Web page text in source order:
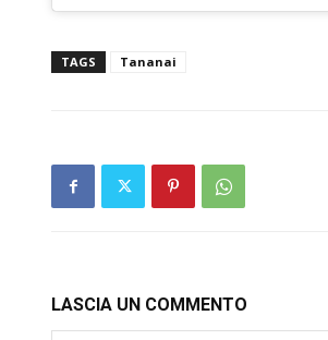
TAGS Tananai
LASCIA UN COMMENTO